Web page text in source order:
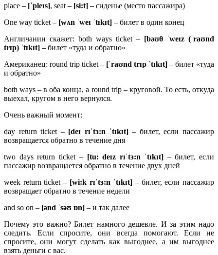
place – [ˈpleɪs], seat – [si:t] – сиденье (место пассажира)
One way ticket – [wʌn ˈweɪ ˈtɪkɪt] – билет в один конец
Англичанин скажет: both ways ticket – [bəʊθ ˈweɪz (ˈraʊnd
trɪp) ˈtɪkɪt] – билет «туда и обратно»
Американец: round trip ticket – [ˈraʊnd trɪp ˈtɪkɪt] – билет «туда
и обратно»
both ways – в оба конца, а round trip – круговой. То есть, откуда
выехал, кругом в него вернулся.
Очень важный момент:
day return ticket – [deɪrɪˈtɜ:n ˈtɪkɪt]– билет, если пассажир
возвращается обратно в течение дня
two days return ticket – [tu:deɪzrɪˈtɜ:n ˈtɪkɪt]– билет, если
пассажир возвращается обратно в течение двух дней
week return ticket – [wi:krɪˈtɜ:n ˈtɪkɪt]– билет, если пассажир
возвращает обратно в течение недели
and so on – [ənd ˈsəʊ ɒn] – и так далее
Почему это важно? Билет намного дешевле. И за этим надо
следить. Если спросите, они всегда помогают. Если не
спросите, они могут сделать как выгоднее, а им выгоднее
взять деньги с вас.